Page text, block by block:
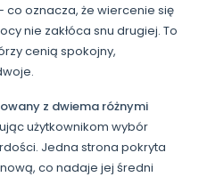
oznacza, że wiercenie się
nie zakłóca snu drugiej. To
cenią spokojny,
z dwiema różnymi
użytkownikom wybór
Jedna strona pokryta
co nadaje jej średni